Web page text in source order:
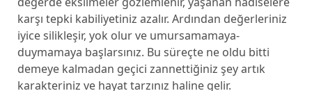
karşı tepki kabiliyetiniz azalır. Ardından değerleriniz
iyice silikleşir, yok olur ve umursamamaya-
duymamaya başlarsınız. Bu süreçte ne oldu bitti
demeye kalmadan geçici zannettiğiniz şey artık
karakteriniz ve hayat tarzınız haline gelir.